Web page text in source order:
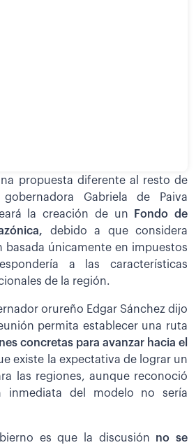
propuesta diferente al resto de
Gabriela de Paiva
la creación de un
Fondo de
debido a que considera
basada únicamente en impuestos
a las características
de la región.
orureño Edgar Sánchez dijo
permita establecer una ruta
concretas para avanzar hacia el
existe la expectativa de lograr un
las regiones, aunque reconoció
inmediata del modelo no sería
es que la discusión no se